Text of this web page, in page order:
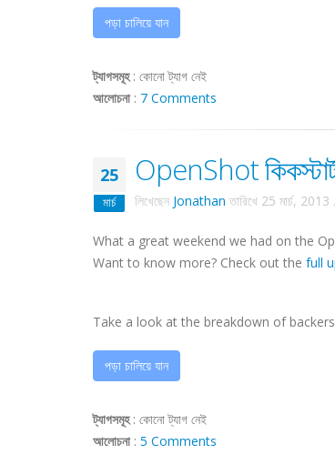
পড়া চালিয়ে যান
ট্যাগসমূহ: কোনো ট্যাগ নেই
আলোচনা: 7 Comments
25
মার্চ
OpenShot
লিখেছেন Jonathan তারিখে 25 মার্চ, 2013 .
What a great weekend we had on the
Want to know more? Check out the full
Take a look at the breakdown of
পড়া চালিয়ে যান
ট্যাগসমূহ: কোনো ট্যাগ নেই
আলোচনা: 5 Comments